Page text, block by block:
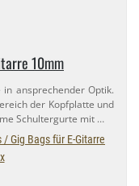
10mm
ansprechender Optik.
der Kopfplatte und
Schultergurte mit …
/ Gig Bags für E-Gitarre